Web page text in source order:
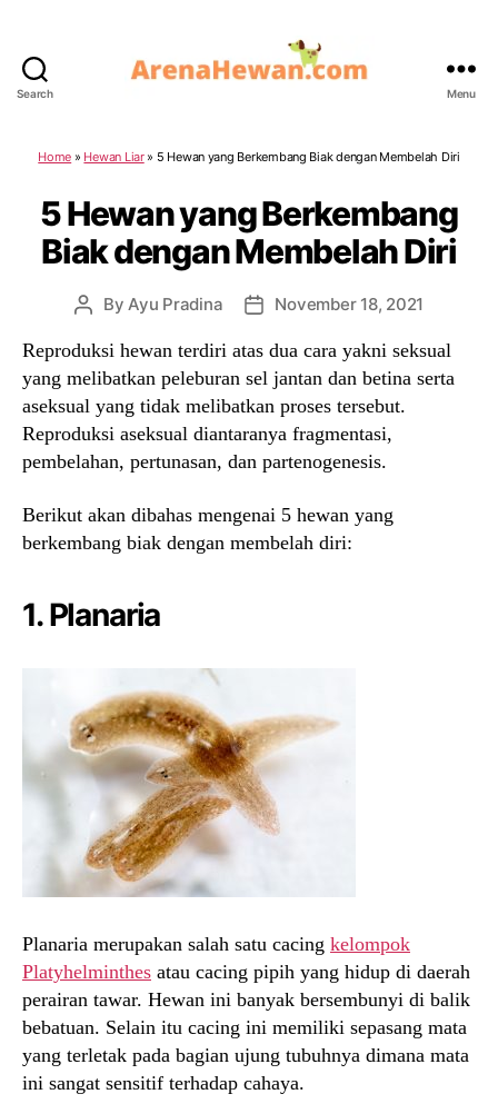
Search Menu
Home » Hewan Liar» 5 Hewan yang Berkembang Biak dengan Membelah Diri
5 Hewan yang Berkembang
Biak dengan Membelah Diri
PostByAyu Pradina
PostNovember 18, 2021
Reproduksi hewan terdiri atas dua cara yakni seksual
yang melibatkan peleburan sel jantan dan betina serta
aseksual yang tidak melibatkan proses tersebut.
Reproduksi aseksual diantaranya fragmentasi,
pembelahan, pertunasan, dan partenogenesis.
Berikut akan dibahas mengenai 5 hewan yang
berkembang biak dengan membelah diri:
1. Planaria
Planaria merupakan salah satu cacing kelompok
Platyhelminthes atau cacing pipih yang hidup di daerah
perairan tawar. Hewan ini banyak bersembunyi di balik
bebatuan. Selain itu cacing ini memiliki sepasang mata
yang terletak pada bagian ujung tubuhnya dimana mata
ini sangat sensitif terhadap cahaya.